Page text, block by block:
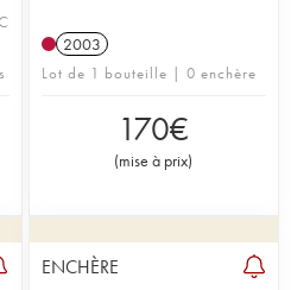
2003
Lot de 1 bouteille | 0 enchère
170€
(mise à prix)
ENCHÈRE